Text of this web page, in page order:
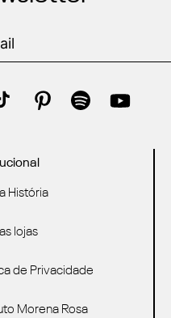
História
lojas
de Privacidade
Morena Rosa